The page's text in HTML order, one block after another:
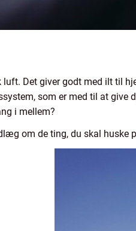
luft. Det giver godt med ilt til
som er med til at give
i mellem?
om de ting, du skal huske